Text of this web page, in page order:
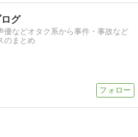
グ
優などオタク系から事件・事故など
のまとめ